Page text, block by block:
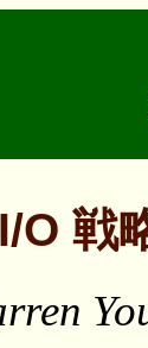
O 戦